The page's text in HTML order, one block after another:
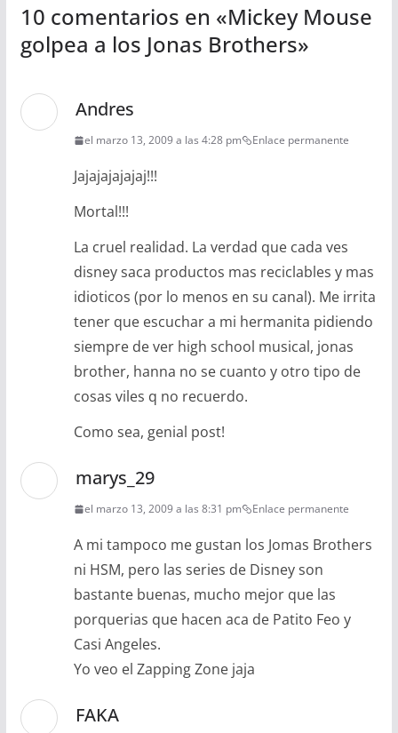
10 comentarios en «Mickey Mouse
golpea a los Jonas Brothers»
Andres
el marzo 13, 2009 a las 4:28 pm Enlace permanente
Jajajajajajaj!!!
Mortal!!!
La cruel realidad. La verdad que cada ves
disney saca productos mas reciclables y mas
idioticos (por lo menos en su canal). Me irrita
tener que escuchar a mi hermanita pidiendo
siempre de ver high school musical, jonas
brother, hanna no se cuanto y otro tipo de
cosas viles q no recuerdo.
Como sea, genial post!
marys_29
el marzo 13, 2009 a las 8:31 pm Enlace permanente
A mi tampoco me gustan los Jomas Brothers
ni HSM, pero las series de Disney son
bastante buenas, mucho mejor que las
porquerias que hacen aca de Patito Feo y
Casi Angeles.
Yo veo el Zapping Zone jaja
FAKA